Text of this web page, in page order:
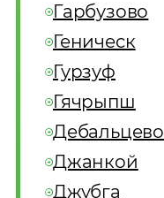
Гарбузово
Геническ
Гурзуф
Гячрыпш
Дебальцево
Джанкой
Джубга